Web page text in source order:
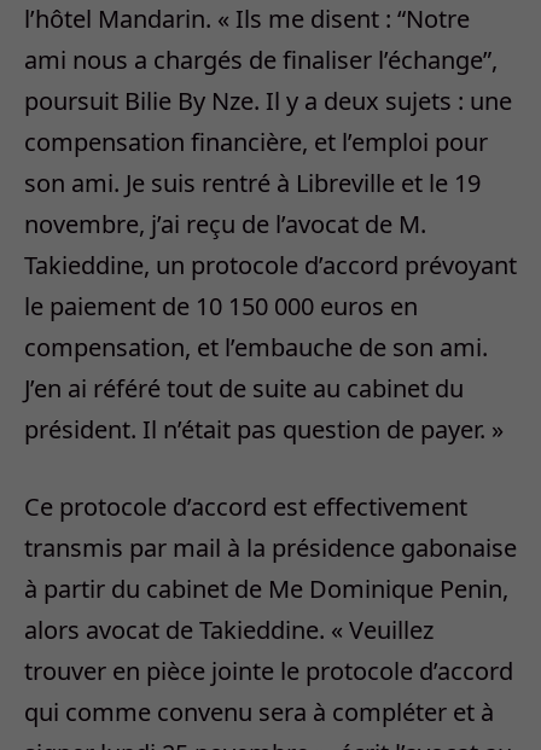
l’hôtel Mandarin. « Ils me disent : “Notre
ami nous a chargés de finaliser l’échange”,
poursuit Bilie By Nze. Il y a deux sujets : une
compensation financière, et l’emploi pour
son ami. Je suis rentré à Libreville et le 19
novembre, j’ai reçu de l’avocat de M.
Takieddine, un protocole d’accord prévoyant
le paiement de 10 150 000 euros en
compensation, et l’embauche de son ami.
J’en ai référé tout de suite au cabinet du
président. Il n’était pas question de payer. »
Ce protocole d’accord est effectivement
transmis par mail à la présidence gabonaise
à partir du cabinet de Me Dominique Penin,
alors avocat de Takieddine. « Veuillez
trouver en pièce jointe le protocole d’accord
qui comme convenu sera à compléter et à